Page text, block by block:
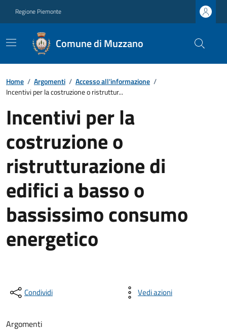
Regione Piemonte
Comune di Muzzano
Home / Argomenti / Accesso all'informazione /
Incentivi per la costruzione o ristruttur...
Incentivi per la
costruzione o
ristrutturazione di
edifici a basso o
bassissimo consumo
energetico
Condividi Vedi azioni
Argomenti